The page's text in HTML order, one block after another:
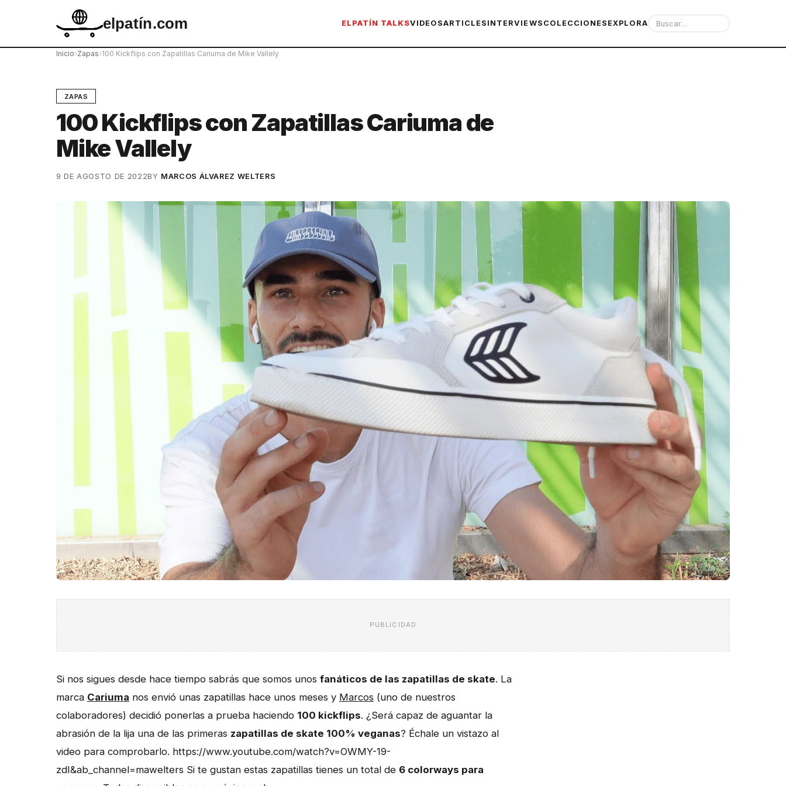
elpatín.com ELPATÍN TALKSVIDEOSARTICLES INTERVIEWS COLECCIONES EXPLORA
Inicio›Zapas›100 Kickflips con Zapatillas Cariuma de Mike Vallely
ZAPAS
100 Kickflips con Zapatillas Cariuma de
Mike Vallely
9 DE AGOSTO DE 2022BY MARCOS ÁLVAREZ WELTERS
PUBLICIDAD
Si nos sigues desde hace tiempo sabrás que somos unos fanáticos de las zapatillas de skate. La
marca Cariuma nos envió unas zapatillas hace unos meses y Marcos (uno de nuestros
colaboradores) decidió ponerlas a prueba haciendo 100 kickflips. ¿Será capaz de aguantar la
abrasión de la lija una de las primeras zapatillas de skate 100% veganas? Échale un vistazo al
video para comprobarlo. https://www.youtube.com/watch?v=OWMY-19-
zdI&ab_channel=mawelters Si te gustan estas zapatillas tienes un total de 6 colorways para